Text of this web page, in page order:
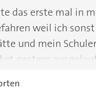
das erste mal in
weil ich
und mein Schuler
gestern
ich die 60€
ich auch noch